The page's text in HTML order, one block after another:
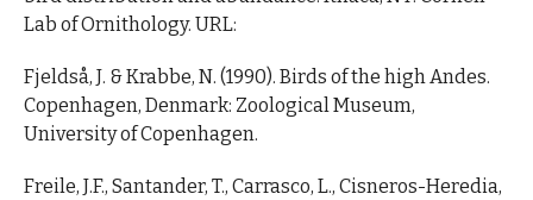
Lab of Ornithology. URL:
Fjeldså, J. & Krabbe, N. (1990). Birds of the high Andes.
Copenhagen, Denmark: Zoological Museum,
University of Copenhagen.
Freile, J.F., Santander, T., Carrasco, L., Cisneros-Heredia,